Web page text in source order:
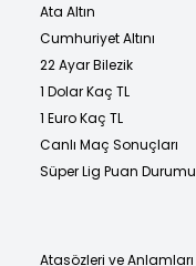
Ata Altın
Cumhuriyet Altını
22 Ayar Bilezik
1 Dolar Kaç TL
1 Euro Kaç TL
Canlı Maç Sonuçları
Süper Lig Puan Durumu
Atasözleri ve Anlamları